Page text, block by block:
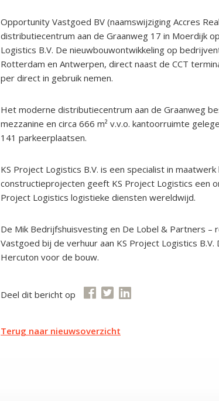
Opportunity Vastgoed BV (naamswijziging Accres
distributiecentrum aan de Graanweg 17 in Moerdijk
Logistics B.V. De nieuwbouwontwikkeling op
Rotterdam en Antwerpen, direct naast de CCT
per direct in gebruik nemen.
Het moderne distributiecentrum aan de Graanweg
mezzanine en circa 666 m² v.v.o. kantoorruimte
141 parkeerplaatsen.
KS Project Logistics B.V. is een specialist in
constructieprojecten geeft KS Project Logistics een
Project Logistics logistieke diensten wereldwijd.
De Mik Bedrijfshuisvesting en De Lobel & Partners
Vastgoed bij de verhuur aan KS Project Logistics
Hercuton voor de bouw.
Deel dit bericht op
Terug naar nieuwsoverzicht